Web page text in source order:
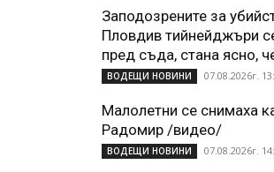
Заподозрените за
Пловдив тийнейджъри
пред съда, стана ясно,
ВОДЕЩИ НОВИНИ 07.08.2026г.
Малолетни се снимаха
Радомир /видео/
ВОДЕЩИ НОВИНИ 07.08.2026г.